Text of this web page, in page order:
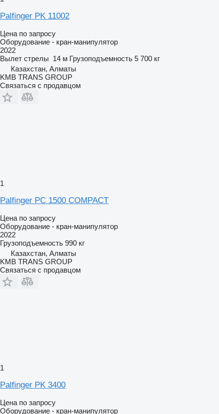
Palfinger PK 11002
Цена по запросу
Оборудование - кран-манипулятор
2022
Вылет стрелы 14 м Грузоподъемность 5 700 кг
Казахстан, Алматы
KMB TRANS GROUP
Связаться с продавцом
1
Palfinger PC 1500 COMPACT
Цена по запросу
Оборудование - кран-манипулятор
2022
Грузоподъемность 990 кг
Казахстан, Алматы
KMB TRANS GROUP
Связаться с продавцом
1
Palfinger PK 3400
Цена по запросу
Оборудование - кран-манипулятор